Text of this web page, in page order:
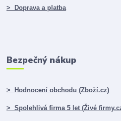
> Doprava a platba
Bezpečný nákup
> Hodnocení obchodu (Zboží.cz)
> Spolehlivá firma 5 let (Živé